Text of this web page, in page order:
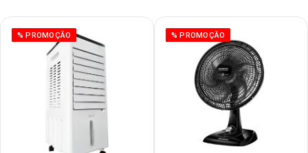
% PROMOÇÃO % PROMOÇÃO